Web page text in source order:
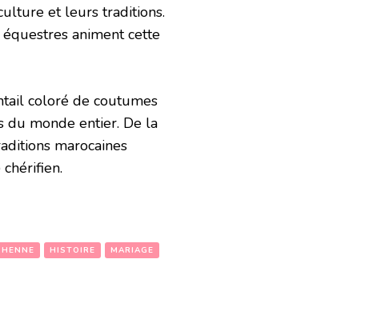
et leurs traditions.
animent cette
coloré de coutumes
du monde entier. De la
marocaines
HENNE HISTOIRE MARIAGE